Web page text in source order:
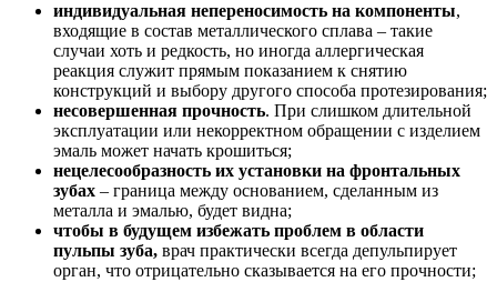
индивидуальная непереносимость на компоненты,
входящие в состав металлического сплава – такие
случаи хоть и редкость, но иногда аллергическая
реакция служит прямым показанием к снятию
конструкций и выбору другого способа протезирования;
несовершенная прочность. При слишком длительной
эксплуатации или некорректном обращении с изделием
эмаль может начать крошиться;
нецелесообразность их установки на фронтальных
зубах – граница между основанием, сделанным из
металла и эмалью, будет видна;
чтобы в будущем избежать проблем в области
пульпы зуба, врач практически всегда депульпирует
орган, что отрицательно сказывается на его прочности;